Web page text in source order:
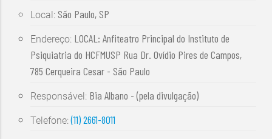
Local: São Paulo, SP
Endereço: LOCAL: Anfiteatro Principal do Instituto de
Psiquiatria do HCFMUSP Rua Dr. Ovídio Pires de Campos,
785 Cerqueira Cesar - São Paulo
Responsável: Bia Albano - (pela divulgação)
Telefone:(11) 2661-8011